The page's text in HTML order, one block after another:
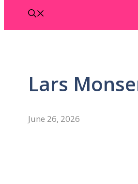
Lars
June 26, 2026